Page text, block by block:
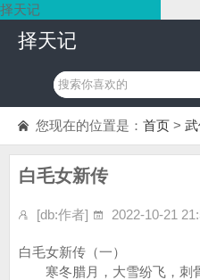
择天记
择天记
您现在的位置是： 首页 >
白毛女新传
[db:作者] 2022-10-21
白毛女新传（一）
寒冬腊月，大雪纷飞，刺